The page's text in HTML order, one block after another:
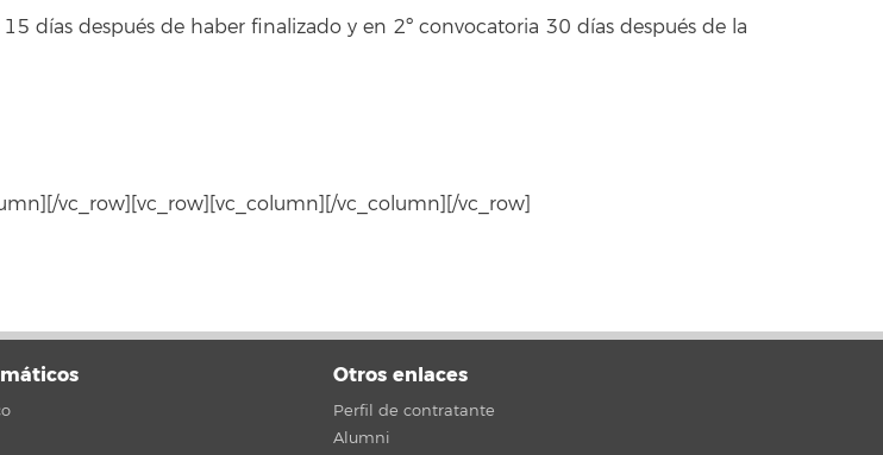
días después de haber finalizado y en 2º convocatoria 30 días después de la
vc_row][vc_row][vc_column][/vc_column][/vc_row]
Otros enlaces
Perfil de contratante
Alumni